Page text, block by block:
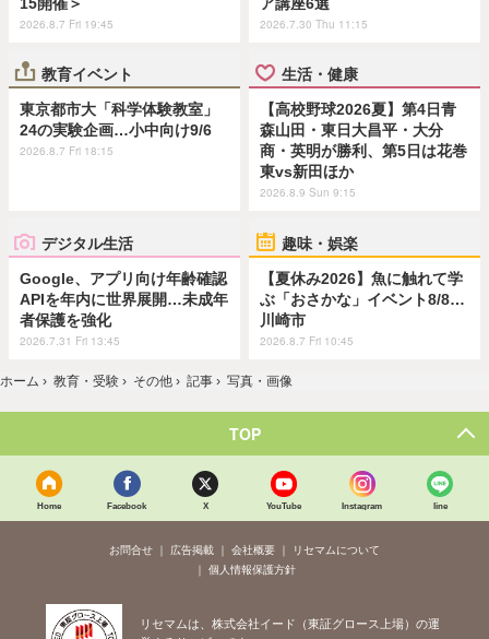
2026.8.7 Fri 19:45 2026.7.30 Thu 11:15
教育イベント
東京都市大「科学体験教室」
24の実験企画…小中向け9/6
2026.8.7 Fri 18:15
生活・健康
【高校野球2026夏】第4日青
森山田・東日大昌平・大分
商・英明が勝利、第5日は花巻
東vs新田ほか
2026.8.9 Sun 9:15
デジタル生活
Google、アプリ向け年齢確認
APIを年内に世界展開…未成年
者保護を強化
2026.7.31 Fri 13:45
趣味・娯楽
【夏休み2026】魚に触れて学
ぶ「おさかな」イベント8/8…
川崎市
2026.8.7 Fri 10:45
ホーム › 教育・受験 › その他 › 記事 › 写真・画像
TOP
Home Facebook X YouTube Instagram line
お問合せ 広告掲載 会社概要
リセマムについて
個人情報保護方針
リセマムは、株式会社イード（東証グロース上場）の運